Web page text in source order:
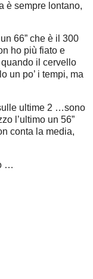
è sempre lontano,
66” che è il 300
ho più fiato e
il cervello
un po’ i tempi, ma
ultime 2 …sono
l’ultimo un 56”
conta la media,
…